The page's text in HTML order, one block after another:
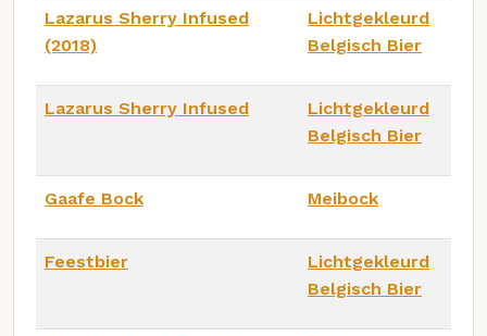
Lazarus Sherry Infused
(2018)
Lichtgekleurd
Belgisch Bier
Lazarus Sherry Infused
Lichtgekleurd
Belgisch Bier
Gaafe Bock Meibock
Feestbier
Lichtgekleurd
Belgisch Bier